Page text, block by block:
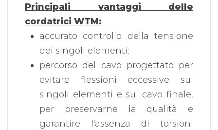
Principali vantaggi delle
cordatrici WTM:
accurato controllo della tensione
dei singoli elementi;
percorso del cavo progettato per
evitare flessioni eccessive sui
singoli elementi e sul cavo finale,
per preservarne la qualità e
garantire l'assenza di torsioni